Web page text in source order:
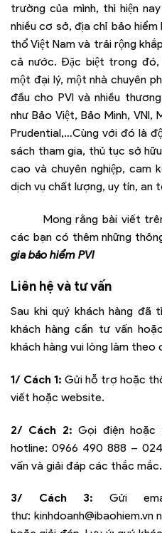
trường của mình, thì hiện
nhiều cơ sở, địa chỉ bảo
thổ Việt Nam và trải rộng
cả nước. Đặc biệt trong đó,
một đại lý, một nhà chuyên
đầu cho PVI và nhiều
như Bảo Việt, Bảo Minh, VNI,
Prudential,…Cùng với đó là
sách tham gia, thủ tục sở
cao và chuyên nghiệp, cam
dịch vụ chất lượng, uy tín, an
Mong rằng bài viết
các bạn có thêm những
gia bảo hiểm PVI
Liên hệ và tư vấn
Sau khi quý khách hàng đã
khách hàng cần tư vấn
khách hàng vui lòng làm theo
1/ Cách 1: Gửi hỗ trợ hoặc
viết hoặc website.
2/ Cách 2: Gọi điện hoặc
hotline: 0966 490 888 –
vấn và giải đáp các thắc mắc.
3/ Cách 3: Gửi
thư: kinhdoanh@ibaohiem.vn